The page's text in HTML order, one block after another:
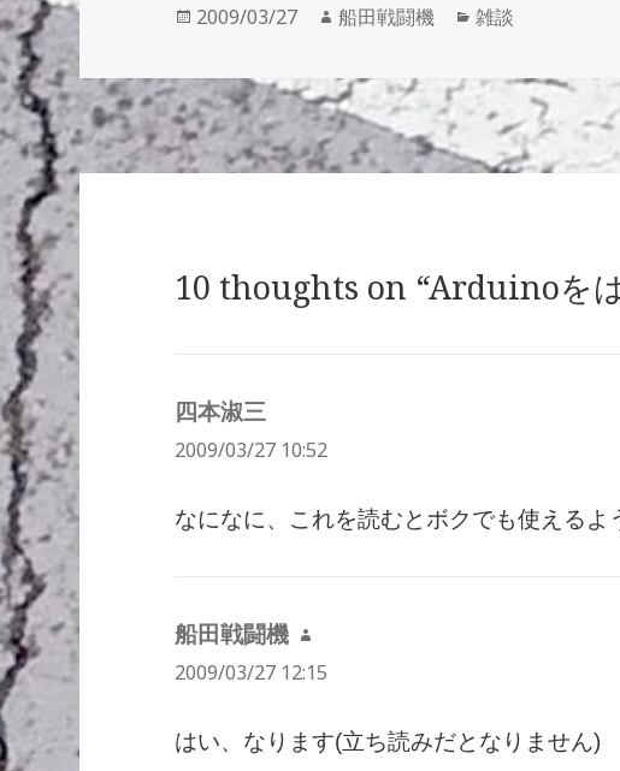
投
日:
2009/03/27
作
者
船田戦闘機
カ
ゴ
リ
ー
雑談
10 thoughts on “Arduinoを
四本淑三
り:
2009/03/27 10:52
なになに、これを読むとボクでも使える
船田戦闘機
よ
り:
2009/03/27 12:15
はい、なります(立ち読みだとなりません)